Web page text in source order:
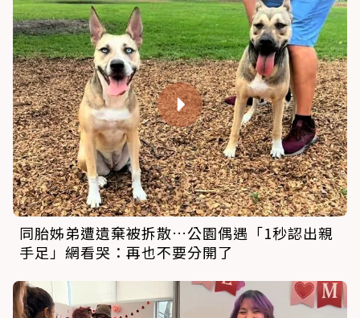
同胎姊弟遭遺棄被拆散…公園偶遇「1秒認出親
手足」網看哭：再也不要分開了